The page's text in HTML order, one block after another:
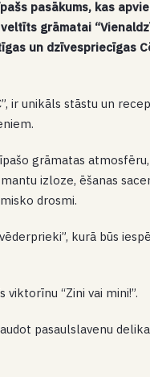
pasākums, kas
grāmatai
un dzīvespriecīgas
ir unikāls stāstu un
grāmatas
izloze, ēšanas
drosmi.
kurā būs
“Zini vai mini!”.
pasaulslavenu